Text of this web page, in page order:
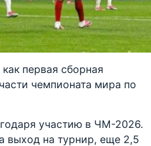
первая сборная
чемпионата мира по
участию в ЧМ-2026.
выход на турнир, еще 2,5